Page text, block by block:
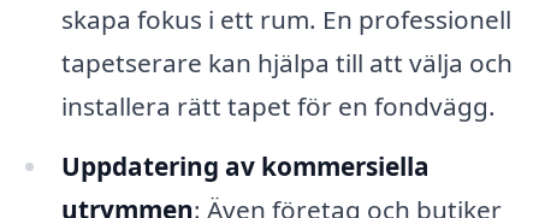
skapa fokus i ett rum. En professionell
tapetserare kan hjälpa till att välja och
installera rätt tapet för en fondvägg.
Uppdatering av kommersiella
utrymmen: Även företag och butiker